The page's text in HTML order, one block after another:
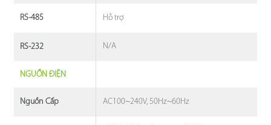
RS-485 Hỗ trợ
RS-232 N/A
NGUỒN ĐIỆN
Nguồn Cấp AC100~240V, 50Hz~60Hz